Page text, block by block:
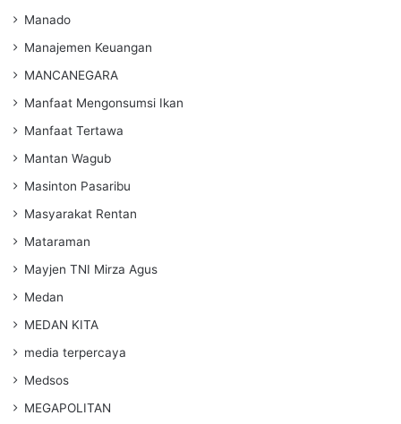
Manado
Manajemen Keuangan
MANCANEGARA
Manfaat Mengonsumsi Ikan
Manfaat Tertawa
Mantan Wagub
Masinton Pasaribu
Masyarakat Rentan
Mataraman
Mayjen TNI Mirza Agus
Medan
MEDAN KITA
media terpercaya
Medsos
MEGAPOLITAN